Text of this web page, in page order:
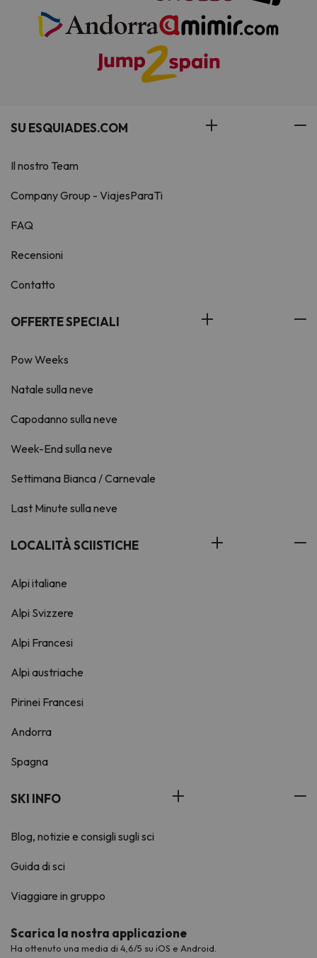
SU ESQUIADES.COM
Il nostro Team
Company Group - ViajesParaTi
FAQ
Recensioni
Contatto
OFFERTE SPECIALI
Pow Weeks
Natale sulla neve
Capodanno sulla neve
Week-End sulla neve
Settimana Bianca / Carnevale
Last Minute sulla neve
LOCALITÀ SCIISTICHE
Alpi italiane
Alpi Svizzere
Alpi Francesi
Alpi austriache
Pirinei Francesi
Andorra
Spagna
SKI INFO
Blog, notizie e consigli sugli sci
Guida di sci
Viaggiare in gruppo
Scarica la nostra applicazione
Ha ottenuto una media di 4,6/5 su iOS e Android.